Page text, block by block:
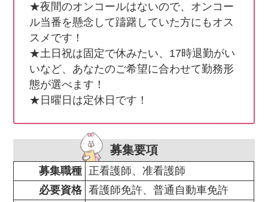
★夜間のオンコールはないので、オンコー
ル当番を懸念して躊躇していた方にもオス
スメです！
★土日祝は固定で休みたい、17時退勤がい
いなど、あなたのご希望に合わせて勤務形
態が選べます！
★日曜日は定休日です！
募集要項
募集職種 正看護師、准看護師
必要資格 看護師免許、普通自動車免許